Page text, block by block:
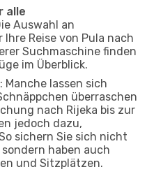
alle
Auswahl an
Reise von Pula nach
Suchmaschine finden
im Überblick.
: Manche lassen sich
überraschen
nach Rijeka bis zur
jedoch dazu,
sichern Sie sich nicht
haben auch
und Sitzplätzen.